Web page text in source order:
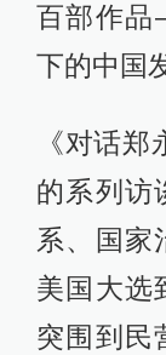
百部作
下的中国
《对话
的系列访
系、国家
美国大选
突围到民